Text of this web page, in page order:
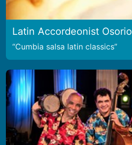
Latin Accordeonist Osorio
Cumbia salsa latin classics